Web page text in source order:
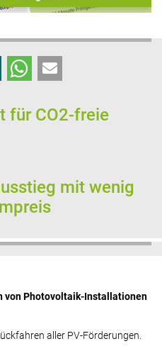
für CO2-freie
mit wenig
von Photovoltaik-Installationen
aller PV-Förderungen.